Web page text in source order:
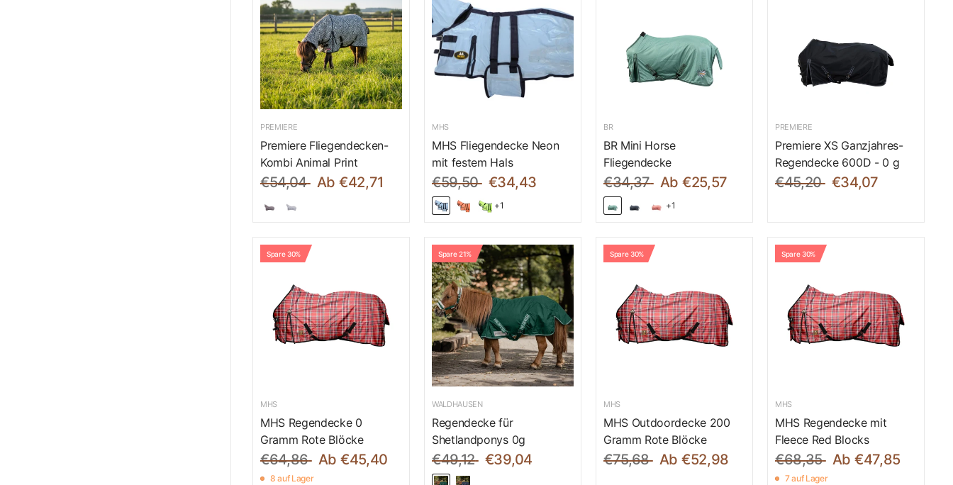
PREMIERE
Premiere Fliegendecken-
Kombi Animal Print
€54,04 Ab €42,71
MHS
MHS Fliegendecke Neon
mit festem Hals
€59,50 €34,43
+1
BR
BR Mini Horse
Fliegendecke
€34,37 Ab €25,57
+1
PREMIERE
Premiere XS Ganzjahres-
Regendecke 600D - 0 g
€45,20 €34,07
Spare 30%
MHS
MHS Regendecke 0
Gramm Rote Blöcke
€64,86 Ab €45,40
8 auf Lager
Spare 21%
WALDHAUSEN
Regendecke für
Shetlandponys 0g
€49,12 €39,04
Spare 30%
MHS
MHS Outdoordecke 200
Gramm Rote Blöcke
€75,68 Ab €52,98
Spare 30%
MHS
MHS Regendecke mit
Fleece Red Blocks
€68,35 Ab €47,85
7 auf Lager